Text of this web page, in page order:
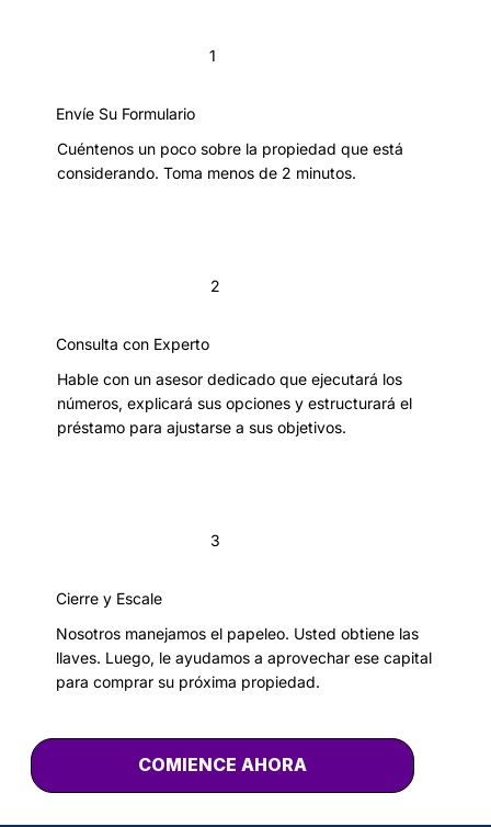
1
Envíe Su Formulario
Cuéntenos un poco sobre la propiedad que está
considerando. Toma menos de 2 minutos.
2
Consulta con Experto
Hable con un asesor dedicado que ejecutará los
números, explicará sus opciones y estructurará el
préstamo para ajustarse a sus objetivos.
3
Cierre y Escale
Nosotros manejamos el papeleo. Usted obtiene las
llaves. Luego, le ayudamos a aprovechar ese capital
para comprar su próxima propiedad.
COMIENCE AHORA